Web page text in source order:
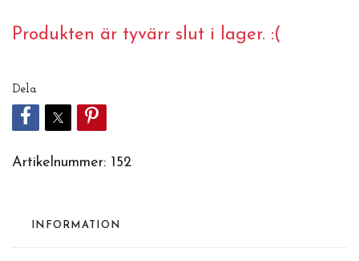
Produkten är tyvärr slut i lager. :(
Dela
Artikelnummer: 152
INFORMATION